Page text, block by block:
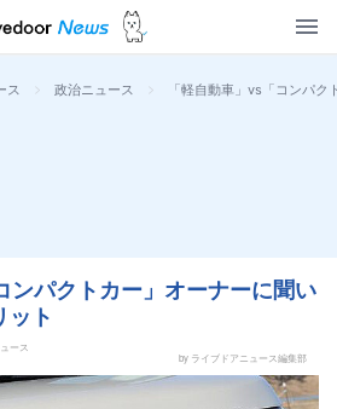
ス > 政治ニュース > 「軽自動車」vs「コンパ
ンパクトカー」オーナーに聞い
ット
ース
by ライブドアニュース編集部